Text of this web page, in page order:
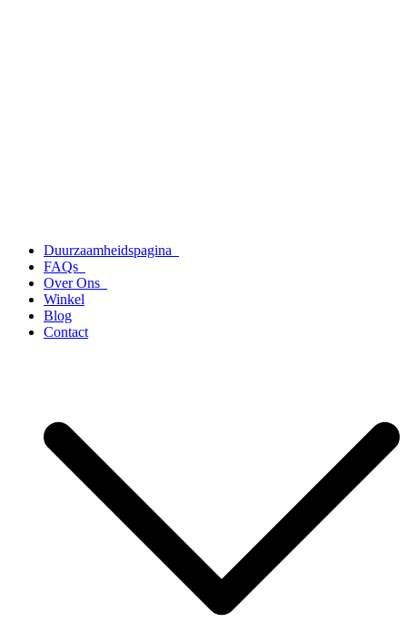
Duurzaamheidspagina
FAQs
Over Ons
Winkel
Blog
Contact